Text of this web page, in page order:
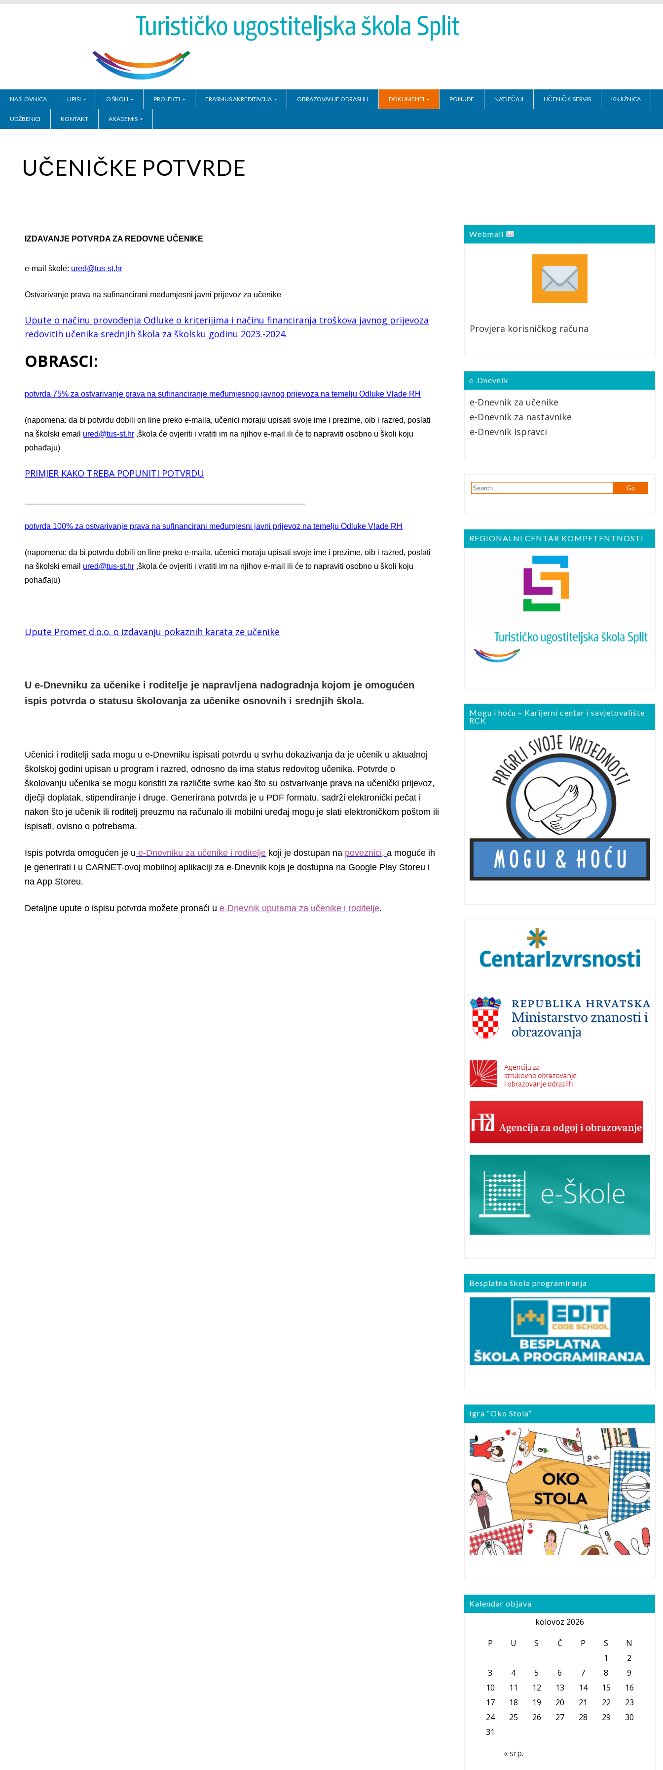
NASLOVNICA UPISI O ŠKOLI PROJEKTI ERASMUS AKREDITACIJA OBRAZOVANJE ODRASLIH DOKUMENTI PONUDE NATJEČAJI UČENIČKI SERVIS KNJIŽNICA
UDŽBENICI KONTAKT AKADEMIS
UČENIČKE POTVRDE
IZDAVANJE POTVRDA ZA REDOVNE UČENIKE
e-mail škole: ured@tus-st.hr
Ostvarivanje prava na sufinancirani međumjesni javni prijevoz za učenike
Upute o načinu provođenja Odluke o kriterijima i načinu financiranja troškova javnog prijevoza
redovitih učenika srednjih škola za školsku godinu 2023.-2024.
OBRASCI:
potvrda 75% za ostvarivanje prava na sufinanciranje međumjesnog javnog prijevoza na temelju Odluke Vlade RH
(napomena: da bi potvrdu dobili on line preko e-maila, učenici moraju upisati svoje ime i prezime, oib i razred, poslati
na školski email ured@tus-st.hr ,škola će ovjeriti i vratiti im na njihov e-mail ili će to napraviti osobno u školi koju
pohađaju)
PRIMJER KAKO TREBA POPUNITI POTVRDU
potvrda 100% za ostvarivanje prava na sufinancirani međumjesni javni prijevoz na temelju Odluke Vlade RH
(napomena: da bi potvrdu dobili on line preko e-maila, učenici moraju upisati svoje ime i prezime, oib i razred, poslati
na školski email ured@tus-st.hr ,škola će ovjeriti i vratiti im na njihov e-mail ili će to napraviti osobno u školi koju
pohađaju)
Upute Promet d.o.o. o izdavanju pokaznih karata ze učenike
U e-Dnevniku za učenike i roditelje je napravljena nadogradnja kojom je omogućen
ispis potvrda o statusu školovanja za učenike osnovnih i srednjih škola.
Učenici i roditelji sada mogu u e-Dnevniku ispisati potvrdu u svrhu dokazivanja da je učenik u aktualnoj
školskoj godini upisan u program i razred, odnosno da ima status redovitog učenika. Potvrde o
školovanju učenika se mogu koristiti za različite svrhe kao što su ostvarivanje prava na učenički prijevoz,
dječji doplatak, stipendiranje i druge. Generirana potvrda je u PDF formatu, sadrži elektronički pečat i
nakon što je učenik ili roditelj preuzmu na računalo ili mobilni uređaj mogu je slati elektroničkom poštom ili
ispisati, ovisno o potrebama.
Ispis potvrda omogućen je u e-Dnevniku za učenike i roditelje koji je dostupan na poveznici, a moguće ih
je generirati i u CARNET-ovoj mobilnoj aplikaciji za e-Dnevnik koja je dostupna na Google Play Storeu i
na App Storeu.
Detaljne upute o ispisu potvrda možete pronaći u e-Dnevnik uputama za učenike i roditelje.
Webmail
Provjera korisničkog računa
e-Dnevnik
e-Dnevnik za učenike
e-Dnevnik za nastavnike
e-Dnevnik Ispravci
REGIONALNI CENTAR KOMPETENTNOSTI
Mogu i hoću – Karijerni centar i savjetovalište
RCK
Besplatna škola programiranja
Igra “Oko Stola”
Kalendar objava
kolovoz 2026
P
U S Č P S N
« srp.
1
2
3
4 5 6 7 8
9
10
11 12 13 14 15
16
17
18 19 20 21 22
23
24
25 26 27 28 29
30
31